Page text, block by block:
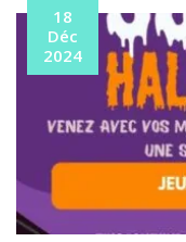
18
Déc
2024